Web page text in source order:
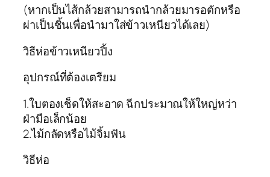
(หากเป็นไส้กล้วยสามารถนำกล้วยมารอตักหรือ
ผ่าเป็นชิ้นเพื่อนำมาใส่ข้าวเหนียวได้เลย)
วิธีห่อข้าวเหนียวปิ้ง
อุปกรณ์ที่ต้องเตรียม
1.ใบตองเช็ดให้สะอาด ฉีกประมาณให้ใหญ่หว่า
ฝ่ามือเล็กน้อย
2.ไม้กลัดหรือไม้จิ้มฟัน
วิธีห่อ